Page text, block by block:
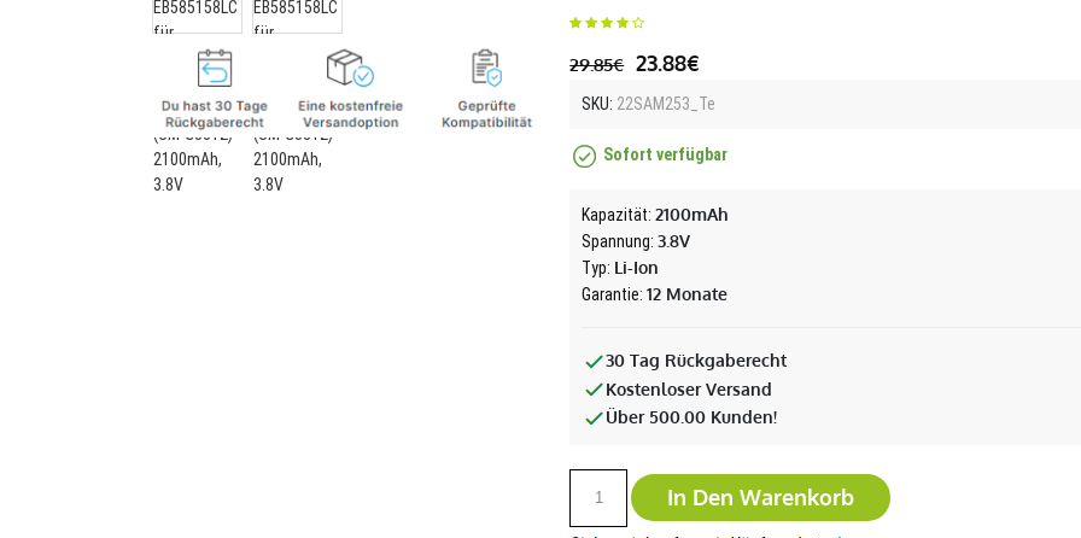
29.85€ 23.88€
SKU: 22SAM253_Te
Sofort verfügbar
Kapazität:2100mAh
Spannung:3.8V
Typ: Li-Ion
Garantie:12 Monate
30 Tag Rückgaberecht
Kostenloser Versand
Über 500.00 Kunden!
In Den Warenkorb